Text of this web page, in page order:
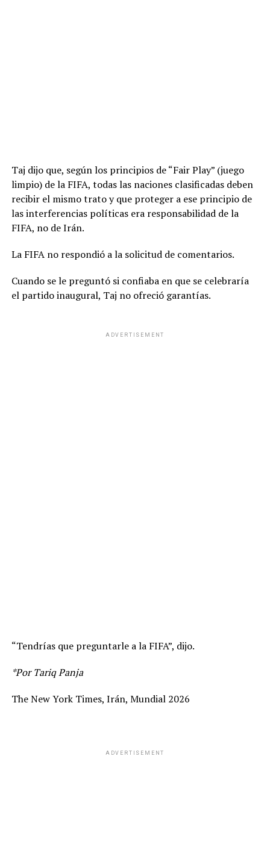
Taj dijo que, según los principios de “Fair Play” (juego
limpio) de la FIFA, todas las naciones clasificadas deben
recibir el mismo trato y que proteger a ese principio de
las interferencias políticas era responsabilidad de la
FIFA, no de Irán.
La FIFA no respondió a la solicitud de comentarios.
Cuando se le preguntó si confiaba en que se celebraría
el partido inaugural, Taj no ofreció garantías.
ADVERTISEMENT
“Tendrías que preguntarle a la FIFA”, dijo.
*Por Tariq Panja
The New York Times, Irán, Mundial 2026
ADVERTISEMENT